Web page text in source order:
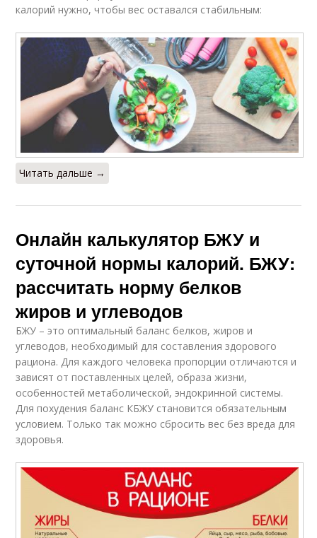
калорий нужно, чтобы вес оставался стабильным:
Читать дальше →
Онлайн калькулятор БЖУ и
суточной нормы калорий. БЖУ:
рассчитать норму белков
жиров и углеводов
БЖУ – это оптимальный баланс белков, жиров и
углеводов, необходимый для составления здорового
рациона. Для каждого человека пропорции отличаются и
зависят от поставленных целей, образа жизни,
особенностей метаболической, эндокринной системы.
Для похудения баланс КБЖУ становится обязательным
условием. Только так можно сбросить вес без вреда для
здоровья.